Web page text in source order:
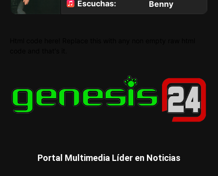
Portal Multimedia Líder en Noticias